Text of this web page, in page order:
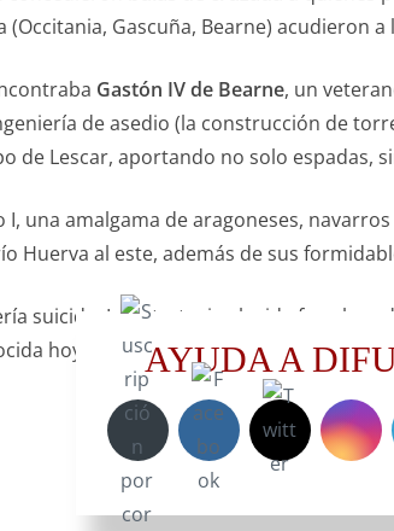
Gascuña, Bearne) acudieron a
Gastón IV de Bearne, un
de asedio (la construcción de
de Lescar, aportando no solo espadas,
una amalgama de aragoneses,
Huerva al este, además de sus
suicida. La estrategia elegida fue el
hoy como el «Parque Bruil» y
El lugar
encuentra el
AYUDA A